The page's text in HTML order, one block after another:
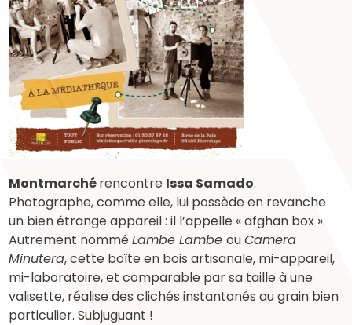
Montmarchérencontre Issa Samado.
Photographe, comme elle, lui possède en revanche
un bien étrange appareil : il l’appelle « afghan box ».
Autrement nomméLambe LambeouCamera
Minutera, cette boîte en bois artisanale, mi-appareil,
mi-laboratoire, et comparable par sa taille à une
valisette, réalise des clichés instantanés au grain bien
particulier. Subjuguant !